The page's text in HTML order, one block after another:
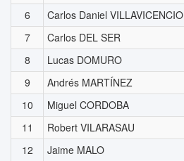
6
Carlos Daniel VILLAVICENCIO
7
Carlos DEL SER
8
Lucas DOMURO
9
Andrés MARTÍNEZ
10
Miguel CORDOBA
11
Robert VILARASAU
12
Jaime MALO